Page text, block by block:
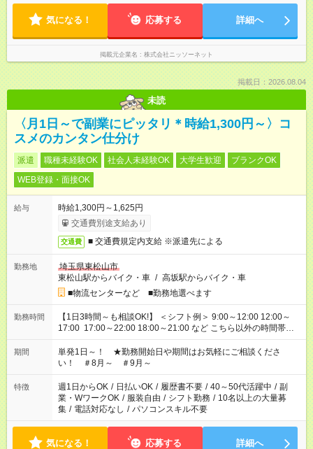
気になる！ 応募する 詳細へ
掲載元企業名 株式会社ニッソーネット
掲載日：2026.08.04
未読
〈月1日～で副業にピッタリ＊時給1,300円～〉コ
スメのカンタン仕分け
派遣 職種未経験OK 社会人未経験OK 大学生歓迎
ブランクOK
WEB登録・面接OK
給与
時給1,300円～1,625円
交通費別途支給あり
交通費 ■ 交通費規定内支給 ※派遣先による
勤務地
埼玉県東松山市
東松山駅からバイク・車 / 高坂駅からバイク・車
■物流センターなど ■勤務地選べます
勤務時間
【1日3時間～も相談OK!】 ＜シフト例＞ 9:00～12:00 12:00～
17:00 17:00～22:00 18:00～21:00 など こちら以外の時間帯も
お気軽にご相談ください！
期間
単発1日～！ ★勤務開始日や期間はお気軽にご相談くださ
い！ ＃8月～ ＃9月～
特徴 週1日からOK / 日払いOK / 履歴書不要 / 40～50代活躍中 / 副
業・WワークOK / 服装自由 / シフト勤務 / 10名以上の大量募
集 / 電話対応なし / パソコンスキル不要
気になる！ 応募する 詳細へ